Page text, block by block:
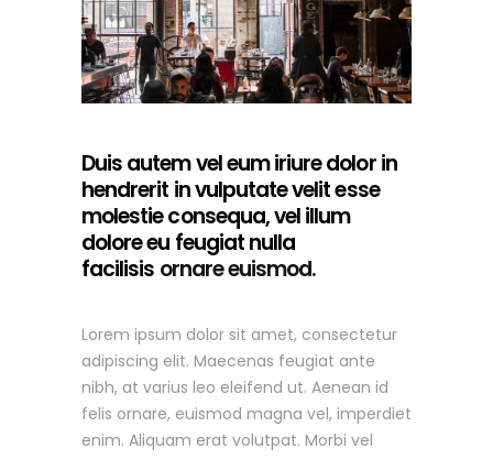
Duis autem vel eum iriure dolor in
hendrerit in vulputate velit esse
molestie consequa, vel illum
dolore eu feugiat nulla
facilisis ornare euismod.
Lorem ipsum dolor sit amet, consectetur
adipiscing elit. Maecenas feugiat ante
nibh, at varius leo eleifend ut. Aenean id
felis ornare, euismod magna vel, imperdiet
enim. Aliquam erat volutpat. Morbi vel